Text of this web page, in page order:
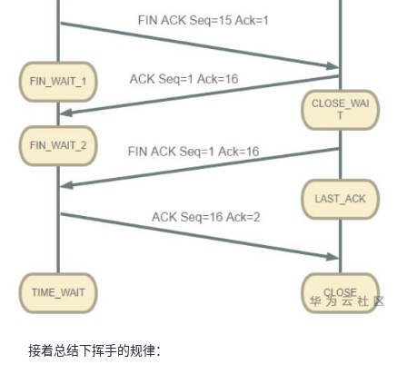
接着总结下挥手的规律：